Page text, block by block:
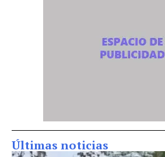
Últimas noticias